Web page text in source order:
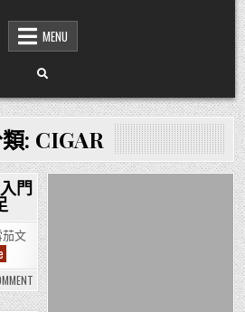
MENU
: CIGAR
門
茄文
港
雪
茄
迷
ON
香
港